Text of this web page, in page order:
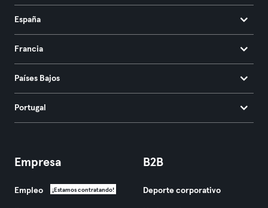
España
Francia
Países Bajos
Portugal
Empresa
Empleo ¡Estamos contratando!
B2B
Deporte corporativo